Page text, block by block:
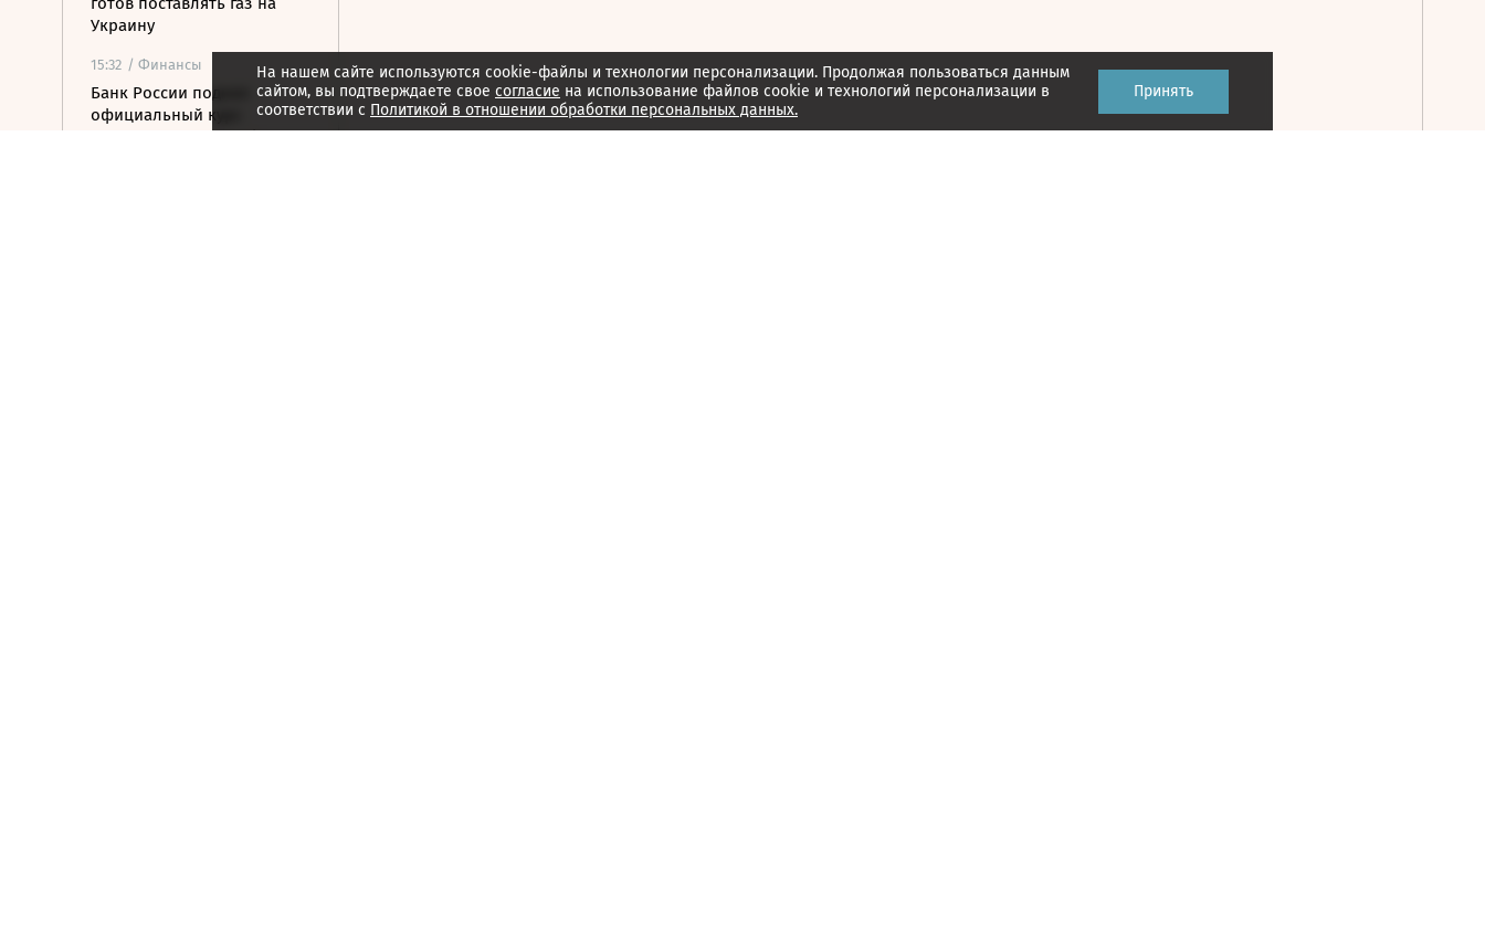
Украину
15:32 / Финансы
Банк России поднял
официальный курс
доллара выше 81 рубля
На нашем сайте используются cookie-файлы и технологии персонализации. Продолжая пользоваться данным
сайтом, вы подтверждаете свое согласие на использование файлов cookie и технологий персонализации в
соответствии с Политикой в отношении обработки персональных данных.
Принять